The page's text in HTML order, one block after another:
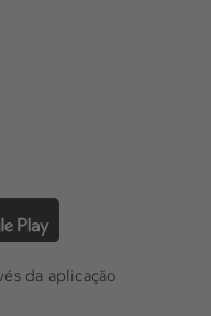
da aplicação